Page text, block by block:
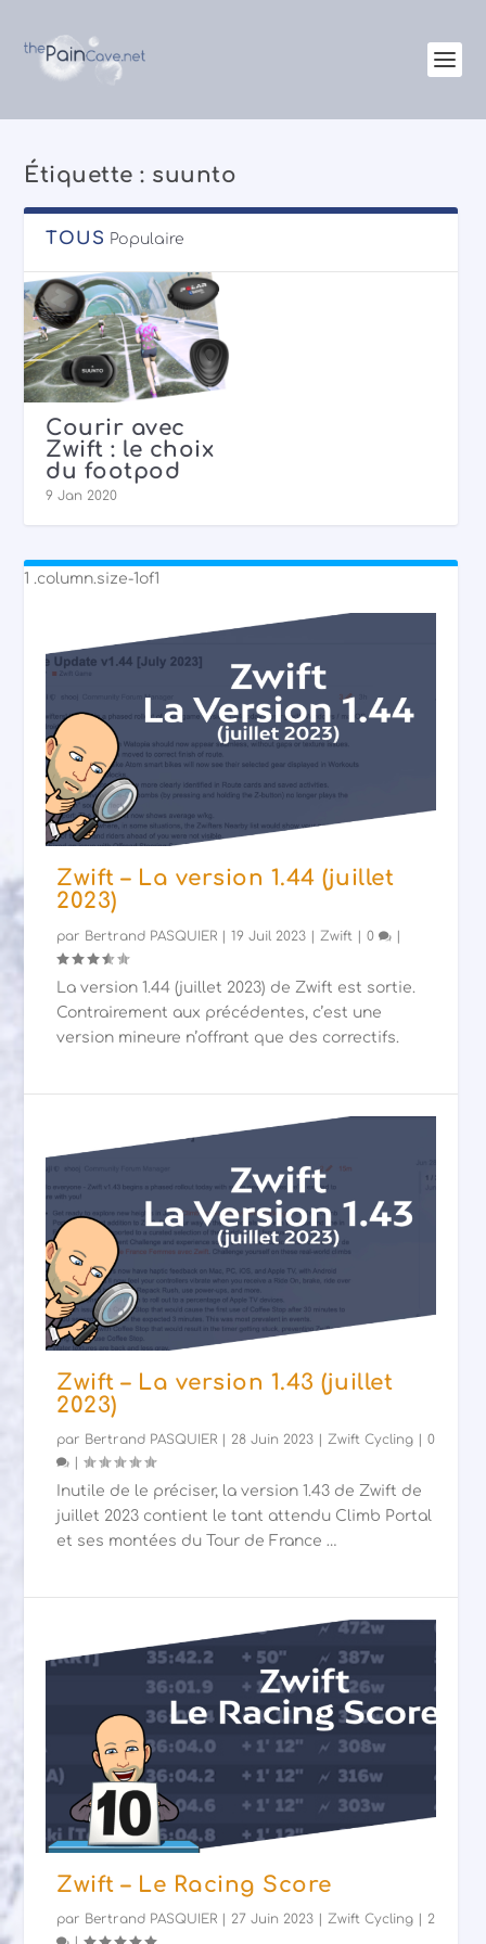
Étiquette : suunto
TOUS Populaire
Courir avec
Zwift : le choix
du footpod
9 Jan 2020
Zwift – La version 1.44 (juillet
2023)
par Bertrand PASQUIER |19 Juil 2023 |Zwift |0
La version 1.44 (juillet 2023) de Zwift est sortie.
Contrairement aux précédentes, c’est une
version mineure n’offrant que des correctifs.
Zwift – La version 1.43 (juillet
2023)
par Bertrand PASQUIER | 28 Juin 2023 | Zwift Cycling |0
|
Inutile de le préciser, la version 1.43 de Zwift de
juillet 2023 contient le tant attendu Climb Portal
et ses montées du Tour de France …
Zwift – Le Racing Score
par Bertrand PASQUIER 27 Juin 2023 |Zwift Cycling
2